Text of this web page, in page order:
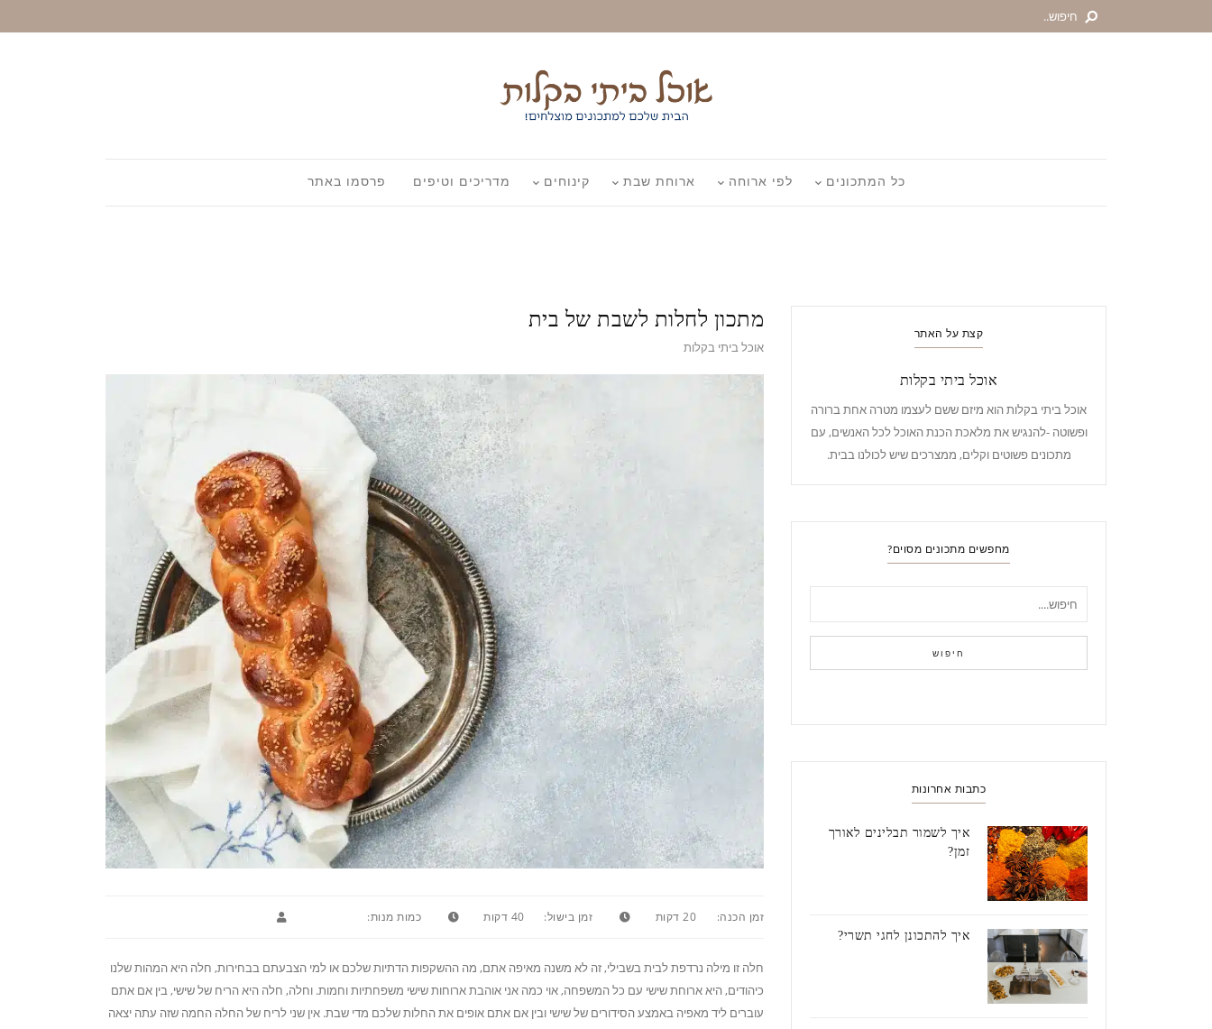
כל המתכונים לפי ארוחה ארוחת שבת קינוחים מדריכים וטיפים פרסמו באתר
מתכון לחלות לשבת של בית
אוכל ביתי בקלות
זמן הכנה: 20 דקות זמן בישול: 40 דקות כמות מנות:
חלה זו מילה נרדפת לבית בשבילי, זה לא משנה מאיפה אתם, מה ההשקפות הדתיות שלכם או למי הצבעתם בבחירות, חלה היא המהות שלנו
כיהודים, היא ארוחת שישי עם כל המשפחה, אוי כמה אני אוהבת ארוחות שישי משפחתיות וחמות. וחלה, חלה היא הריח של שישי, בין אם אתם
עוברים ליד מאפיה באמצע הסידורים של שישי ובין אם אתם אופים את החלות שלכם מדי שבת. אין שני לריח של החלה החמה שזה עתה יצאה
קצת על האתר
אוכל ביתי בקלות
אוכל ביתי בקלות הוא מיזם ששם לעצמו מטרה אחת ברורה
ופשוטה -להנגיש את מלאכת הכנת האוכל לכל האנשים, עם
מתכונים פשוטים וקלים, ממצרכים שיש לכולנו בבית.
מחפשים מתכונים מסוים?
חיפוש
כתבות אחרונות
איך לשמור תבלינים לאורך
זמן?
איך להתכונן לחגי תשרי?